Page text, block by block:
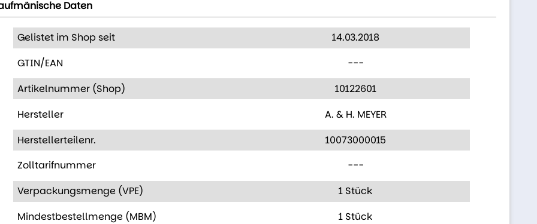
Daten
Gelistet im Shop seit
14.03.2018
GTIN/EAN
---
Artikelnummer (Shop)
10122601
Hersteller
A. & H. MEYER
Herstellerteilenr.
10073000015
Zolltarifnummer
---
Verpackungsmenge (VPE)
1 Stück
Mindestbestellmenge (MBM)
1 Stück